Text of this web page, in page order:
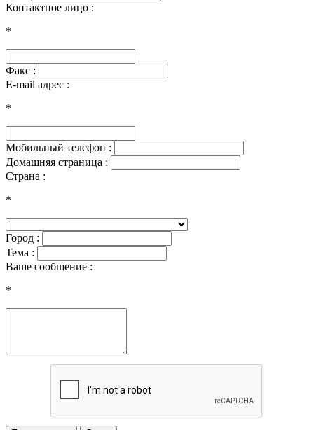
Контактное лицо :
*
Факс :
E-mail адрес :
*
Мобильный телефон :
Домашняя страница :
Страна :
*
Город :
Тема :
Ваше сообщение :
*